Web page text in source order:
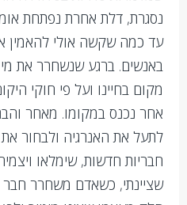
נסגרת, דלת אחרת נפתחת
עד כמה שקשה אולי להאמין
באנשים. ברגע שנשחרר את מי
מקום בחיינו ועל פי חוקי
אחר נכנס במקומו. מאחר
לתעל את האנרגיה ולבחור את
חבריות חדשות, שימלאו
שציינתי, כשאדם משחרר חבר